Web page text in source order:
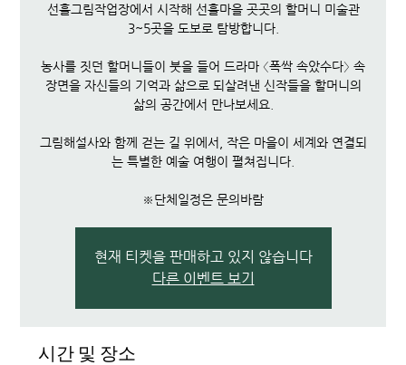
선흘그림작업장에서 시작해 선흘마을 곳곳의 할머니 미술관
3~5곳을 도보로 탐방합니다.
농사를 짓던 할머니들이 붓을 들어 드라마 〈폭싹 속았수다〉 속
장면을 자신들의 기억과 삶으로 되살려낸 신작들을 할머니의
삶의 공간에서 만나보세요.
그림해설사와 함께 걷는 길 위에서, 작은 마을이 세계와 연결되
는 특별한 예술 여행이 펼쳐집니다.
※단체일정은 문의바람
현재 티켓을 판매하고 있지 않습니다
다른 이벤트 보기
시간 및 장소